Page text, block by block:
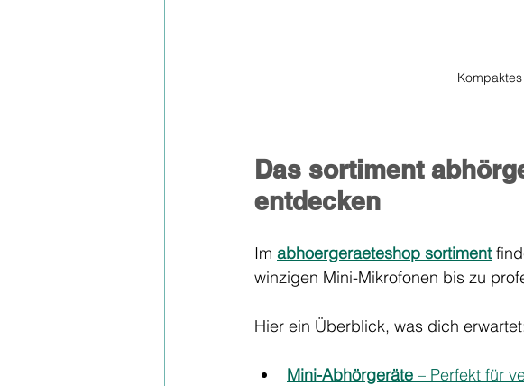
Das sortiment
entdecken
Im abhoergeraeteshop sortiment
winzigen Mini-Mikrofonen bis zu
Hier ein Überblick, was dich
Mini-Abhörgeräte – Perfekt für